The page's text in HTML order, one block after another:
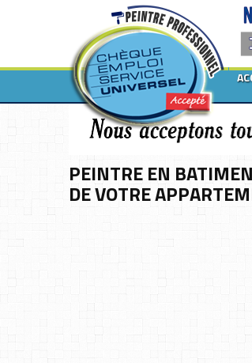
PEINTRE EN
DE VOTRE